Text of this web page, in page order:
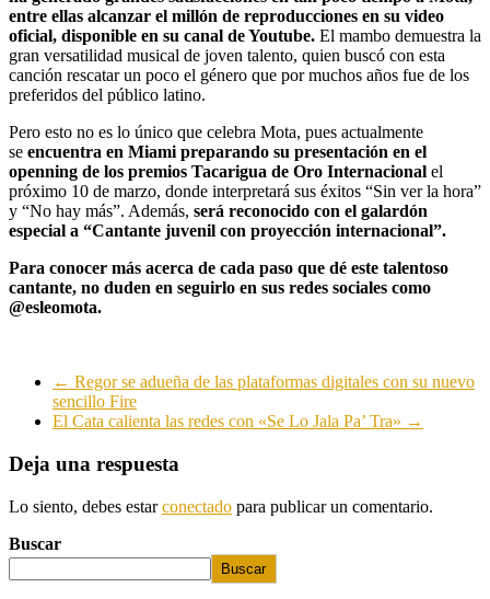
entre ellas alcanzar el millón de reproducciones en su video
oficial, disponible en su canal de Youtube. El mambo demuestra la
gran versatilidad musical de joven talento, quien buscó con esta
canción rescatar un poco el género que por muchos años fue de los
preferidos del público latino.
Pero esto no es lo único que celebra Mota, pues actualmente
se encuentra en Miami preparando su presentación en el
openning de los premios Tacarigua de Oro Internacional el
próximo 10 de marzo, donde interpretará sus éxitos “Sin ver la hora”
y “No hay más”. Además, será reconocido con el galardón
especial a “Cantante juvenil con proyección internacional”.
Para conocer más acerca de cada paso que dé este talentoso
cantante, no duden en seguirlo en sus redes sociales como
@esleomota.
← Regor se adueña de las plataformas digitales con su nuevo
sencillo Fire
El Cata calienta las redes con «Se Lo Jala Pa’ Tra» →
Deja una respuesta
Lo siento, debes estarconectado para publicar un comentario.
Buscar
Buscar